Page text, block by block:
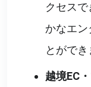
クセス
かなエン
とができ
越境EC